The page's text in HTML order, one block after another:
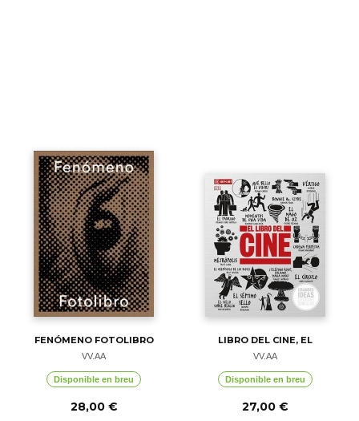
FENÓMENO FOTOLIBRO
VV.AA
Disponible en breu
28,00 €
LIBRO DEL CINE, EL
VV.AA
Disponible en breu
27,00 €